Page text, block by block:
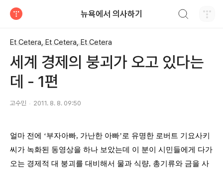
뉴욕에서 의사하기
Et Cetera, Et Cetera, Et Cetera
세계 경제의 붕괴가 오고 있다는
데 - 1편
고수민 2011. 8. 8. 09:50
얼마 전에 ‘부자아빠, 가난한 아빠’로 유명한 로버트 기요사키
씨가 녹화된 동영상을 하나 보았는데 이 분이 시민들에게 다가
오는 경제적 대 붕괴를 대비해서 물과 식량, 총기류와 금을 사